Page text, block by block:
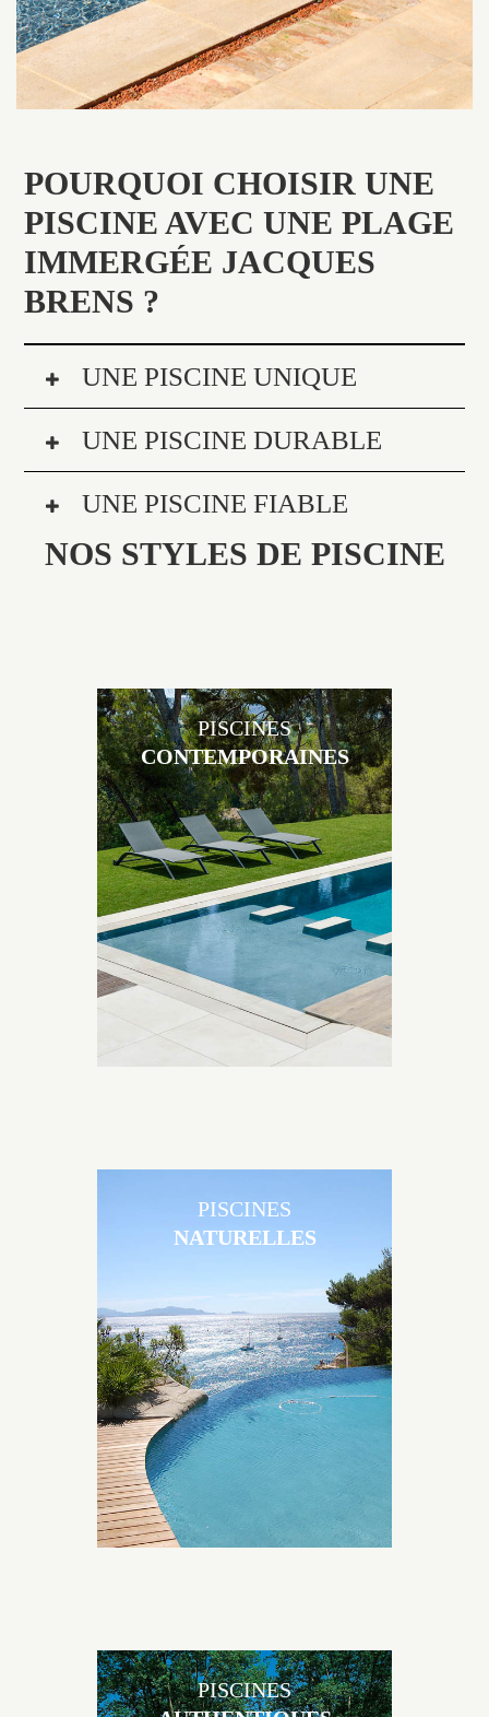
POURQUOI CHOISIR UNE
PISCINE AVEC UNE PLAGE
IMMERGÉE JACQUES
BRENS ?
UNE PISCINE UNIQUE
UNE PISCINE DURABLE
UNE PISCINE FIABLE
NOS STYLES DE PISCINE
Les piscines en béton contemporaines Jacques
Brens sont uniques grâce au large choix de
matériaux et de revêtements et les nombreuses
options disponibles, miroir, couloir de nage, plage
immergée, débordement.
PISCINES
CONTEMPORAINES
Les piscines en béton naturelles Jacques Brens sont
originales, elles s’intègrent parfaitement à leur
environnement grâce à un jeu de volume et de
matière sur-mesure conçu par notre bureau d’étude
spécialisé.
PISCINES
NATURELLES
PISCINES